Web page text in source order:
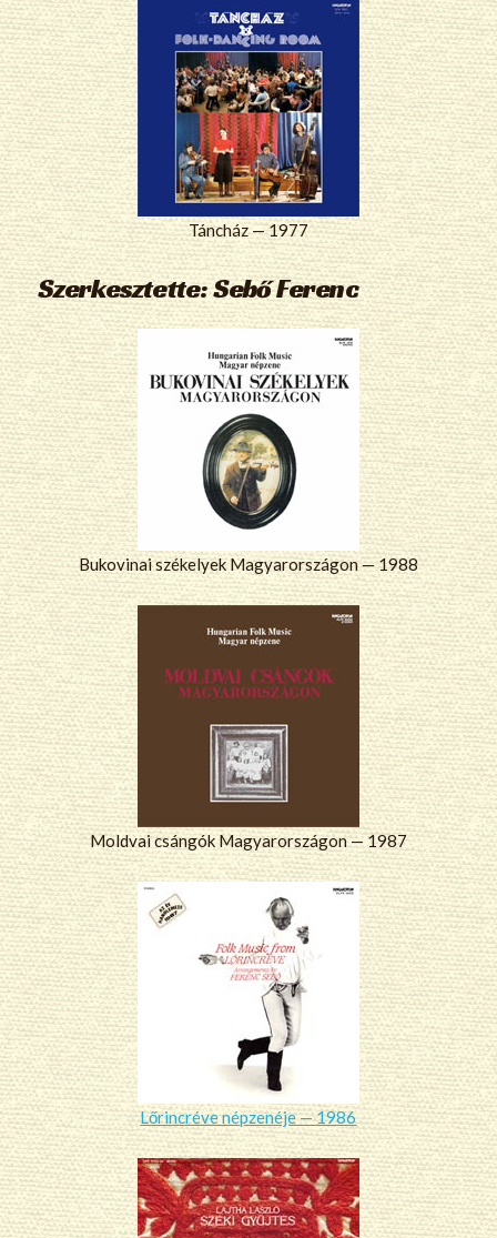
Táncház — 1977
Szerkesztette: Sebő Ferenc
Bukovinai székelyek Magyarországon — 1988
Moldvai csángók Magyarországon — 1987
Lőrincréve népzenéje — 1986